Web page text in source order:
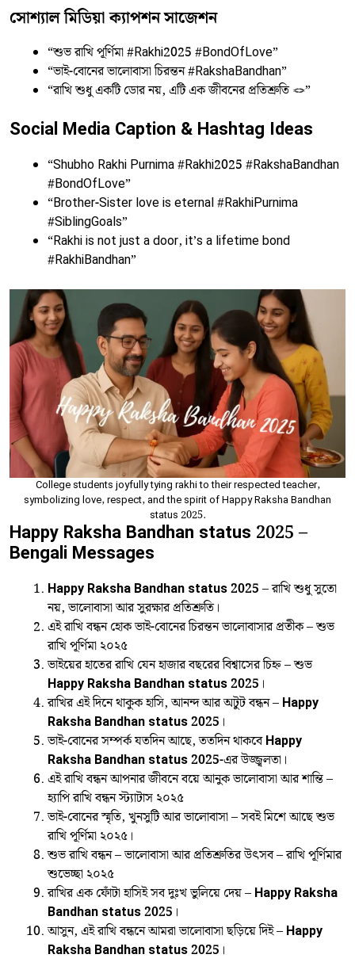
সোশ্যাল মিডিয়া ক্যাপশন সাজেশন
“শুভ রাখি পূর্ণিমা #Rakhi2025 #BondOfLove”
“ভাই-বোনের ভালোবাসা চিরন্তন #RakshaBandhan”
“রাখি শুধু একটি ডোর নয়, এটি এক জীবনের প্রতিশ্রুতি 🪢”
Social Media Caption & Hashtag Ideas
“Shubho Rakhi Purnima #Rakhi2025 #RakshaBandhan
#BondOfLove”
“Brother-Sister love is eternal #RakhiPurnima
#SiblingGoals”
“Rakhi is not just a door, it’s a lifetime bond
#RakhiBandhan”
College students joyfully tying rakhi to their respected teacher,
symbolizing love, respect, and the spirit of Happy Raksha Bandhan
status 2025.
Happy Raksha Bandhan status 2025 –
Bengali Messages
Happy Raksha Bandhan status 2025 – রাখি শুধু সুতো
নয়, ভালোবাসা আর সুরক্ষার প্রতিশ্রুতি।
এই রাখি বন্ধন হোক ভাই-বোনের চিরন্তন ভালোবাসার প্রতীক – শুভ
রাখি পূর্ণিমা ২০২৫
ভাইয়ের হাতের রাখি যেন হাজার বছরের বিশ্বাসের চিহ্ন – শুভ
Happy Raksha Bandhan status 2025 ।
রাখির এই দিনে থাকুক হাসি, আনন্দ আর অটুট বন্ধন – Happy
Raksha Bandhan status 2025 ।
ভাই-বোনের সম্পর্ক যতদিন আছে, ততদিন থাকবেHappy
Raksha Bandhan status 2025-এর উজ্জ্বলতা।
এই রাখি বন্ধন আপনার জীবনে বয়ে আনুক ভালোবাসা আর শান্তি –
হ্যাপি রাখি বন্ধন স্ট্যাটাস ২০২৫
ভাই-বোনের স্মৃতি, খুনসুটি আর ভালোবাসা – সবই মিশে আছে শুভ
রাখি পূর্ণিমা ২০২৫।
শুভ রাখি বন্ধন – ভালোবাসা আর প্রতিশ্রুতির উৎসব – রাখি পূর্ণিমার
শুভেচ্ছা ২০২৫
রাখির এক ফোঁটা হাসিই সব দুঃখ ভুলিয়ে দেয় – Happy Raksha
Bandhan status 2025 ।
আসুন, এই রাখি বন্ধনে আমরা ভালোবাসা ছড়িয়ে দিই – Happy
Raksha Bandhan status 2025 ।